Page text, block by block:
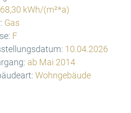
kWh/(m²*a)
Gas
F
10.04.2026
ab Mai 2014
Wohngebäude